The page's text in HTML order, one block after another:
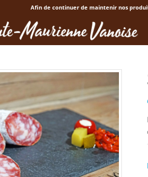
Afin de continuer de maintenir nos